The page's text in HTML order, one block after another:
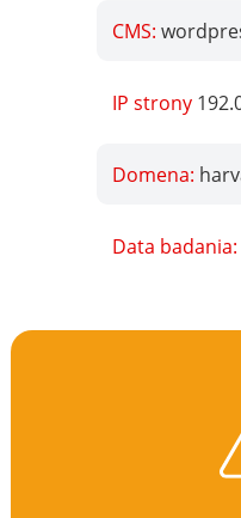
CMS:
IP strony
Domena:
Data badania: